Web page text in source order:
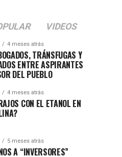
VIDEOS
4 meses atrás
TRÁNSFUGAS Y
ENTRE ASPIRANTES
DEL PUEBLO
4 meses atrás
CON EL ETANOL EN
5 meses atrás
A “INVERSORES”